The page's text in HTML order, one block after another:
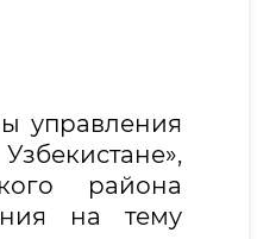
управления
района
на тему